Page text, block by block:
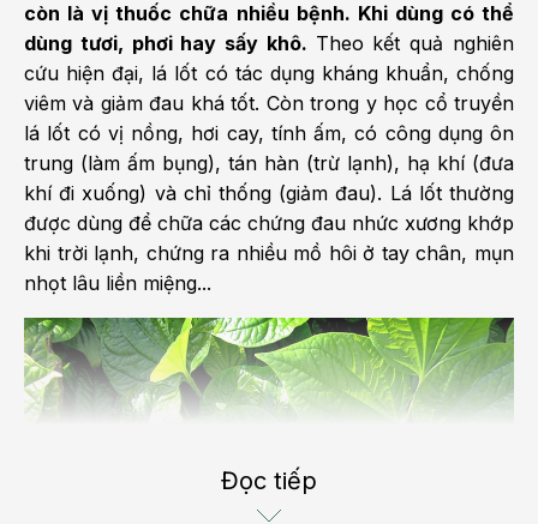
còn là vị thuốc chữa nhiều bệnh. Khi dùng có thể
dùng tươi, phơi hay sấy khô. Theo kết quả nghiên
cứu hiện đại, lá lốt có tác dụng kháng khuẩn, chống
viêm và giảm đau khá tốt. Còn trong y học cổ truyền
lá lốt có vị nồng, hơi cay, tính ấm, có công dụng ôn
trung (làm ấm bụng), tán hàn (trừ lạnh), hạ khí (đưa
khí đi xuống) và chỉ thống (giảm đau). Lá lốt thường
được dùng để chữa các chứng đau nhức xương khớp
khi trời lạnh, chứng ra nhiều mồ hôi ở tay chân, mụn
nhọt lâu liền miệng...
Đọc tiếp